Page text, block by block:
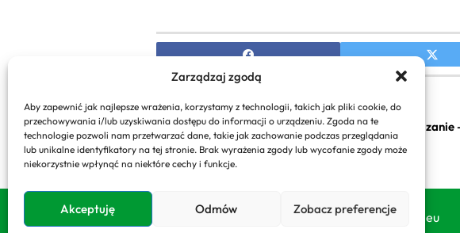
Zarządzaj zgodą
Aby zapewnić jak najlepsze wrażenia, korzystamy z technologii, takich jak pliki cookie, do
przechowywania i/lub uzyskiwania dostępu do informacji o urządzeniu. Zgoda na te
technologie pozwoli nam przetwarzać dane, takie jak zachowanie podczas przeglądania
lub unikalne identyfikatory na tej stronie. Brak wyrażenia zgody lub wycofanie zgody może
niekorzystnie wpłynąć na niektóre cechy i funkcje.
Akceptuję Odmów Zobacz preferencje
Ogrody Watykańskie przewodnik i zwiedzanie
zwiedzać?
Copyright 2026. All rights reserved powered by domyogrody.eu